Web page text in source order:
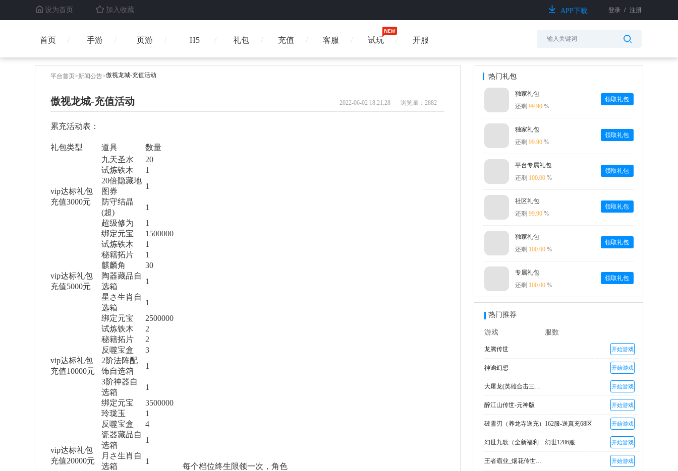
设为首页 加入收藏 APP下载 登录 / 注册
首页 手游 H5
页游 礼包 充值 客服 试玩 开服
平台首页>新闻公告>傲视龙城-充值活动
傲视龙城-充值活动 2022-06-02 18:21:28 浏览量：2882
累充活动表：
礼包类型 道具 数量
vip达标礼包
充值3000元
九天圣水 20
每个档位终生限领一次 ， 角色
试炼铁木
1
20倍隐藏地
图券
1
防守结晶
(超)
1
超级修为
1
绑定元宝
1500000
vip达标礼包
充值5000元
试炼铁木
1
秘籍拓片
1
麒麟角
30
陶器藏品自
选箱
1
星さ生肖自
选箱
1
绑定元宝
2500000
vip达标礼包
充值10000元
试炼铁木
2
秘籍拓片
2
反噬宝盒
3
2阶法阵配
饰自选箱
1
3阶神器自
选箱
1
绑定元宝
3500000
vip达标礼包
充值20000元
玲珑玉
1
反噬宝盒
4
瓷器藏品自
选箱
1
月さ生肖自
选箱
1
热门礼包
独家礼包
还剩 99.90 %
领取礼包
独家礼包
还剩 99.90 %
领取礼包
平台专属礼包
还剩 100.00 %
领取礼包
社区礼包
还剩 99.90 %
领取礼包
独家礼包
还剩 100.00 %
领取礼包
专属礼包
还剩 100.00 %
领取礼包
热门推荐
游戏 服数
龙腾传世 开始游戏
神谕幻想 开始游戏
大屠龙(英雄合击三职业) 开始游戏
醉江山传世-元神版 开始游戏
破雪刃（养龙寺送充） 162服-送真充68区 开始游戏
幻世九歌（全新福利高返版）幻世1286服 开始游戏
王者霸业_烟花传世爽爆充 开始游戏